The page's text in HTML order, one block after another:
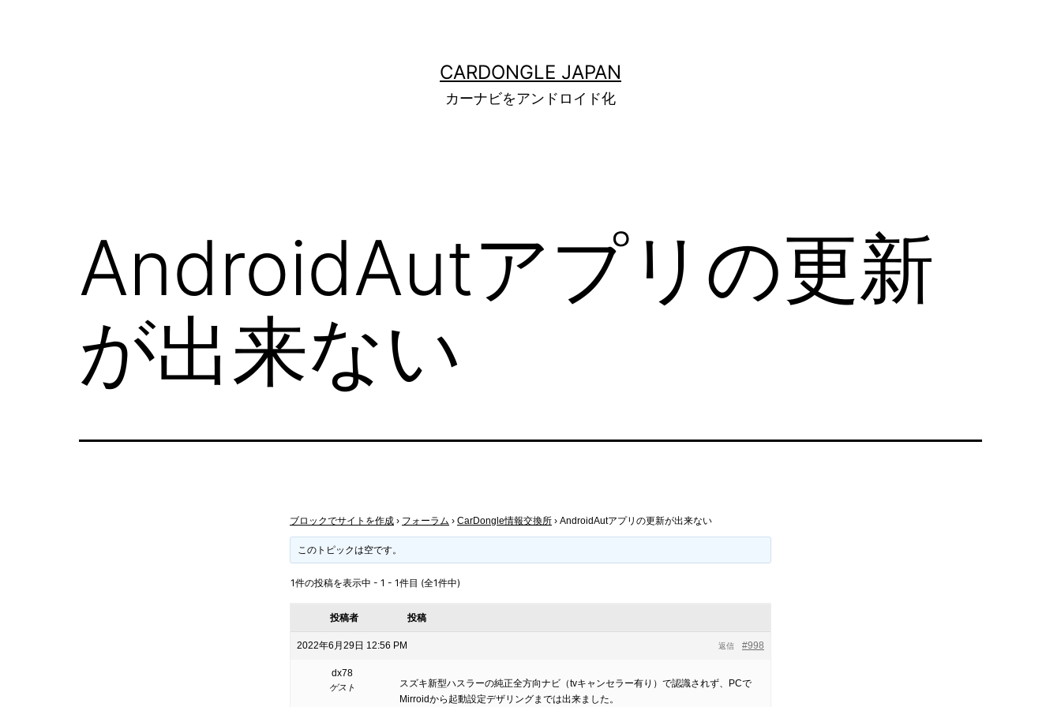
CARDONGLE JAPAN
カーナビをアンドロイド化
AndroidAutアプリの更新
が出来ない
ブロックでサイトを作成 › フォーラム › CarDongle情報交換所 › AndroidAutアプリの更新が出来ない
このトピックは空です。
1件の投稿を表示中 - 1 - 1件目 (全1件中)
投稿者 投稿
2022年6月29日 12:56 PM #998
返信
dx78
ゲスト
スズキ新型ハスラーの純正全方向ナビ（tvキャンセラー有り）で認識されず、PCで
Mirroidから起動設定デザリングまでは出来ました。